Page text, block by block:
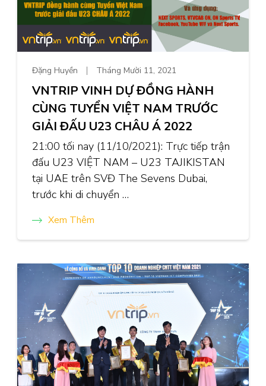
Đặng Huyền Tháng Mười 11, 2021
VNTRIP VINH DỰ ĐỒNG HÀNH
CÙNG TUYỂN VIỆT NAM TRƯỚC
GIẢI ĐẤU U23 CHÂU Á 2022
21:00 tối nay (11/10/2021): Trực tiếp trận
đấu U23 VIỆT NAM – U23 TAJIKISTAN
tại UAE trên SVĐ The Sevens Dubai,
trước khi di chuyển …
Xem Thêm